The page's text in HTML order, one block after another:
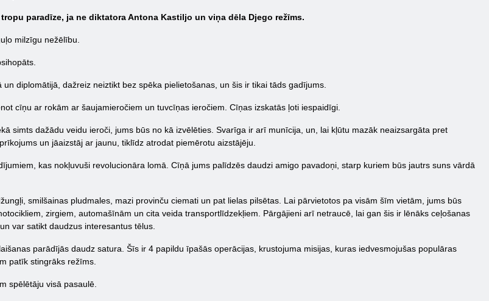
paradīze, ja ne diktatora Antona Kastiljo un viņa dēla Djego režīms.
milzīgu nežēlību.
diplomātijā, dažreiz neiztikt bez spēka pielietošanas, un šis ir tikai tāds gadījums.
cīņu ar rokām ar šaujamieročiem un tuvcīņas ieročiem. Cīņas izskatās ļoti iespaidīgi.
simts dažādu veidu ieroči, jums būs no kā izvēlēties. Svarīga ir arī munīcija, un, lai kļūtu mazāk neaizsargāta pret
un jāaizstāj ar jaunu, tiklīdz atrodat piemērotu aizstājēju.
kas nokļuvuši revolucionāra lomā. Cīņā jums palīdzēs daudzi amigo pavadoņi, starp kuriem būs jautrs suns vārdā
smilšainas pludmales, mazi provinču ciemati un pat lielas pilsētas. Lai pārvietotos pa visām šīm vietām, jums būs
zirgiem, automašīnām un cita veida transportlīdzekļiem. Pārgājieni arī netraucē, lai gan šis ir lēnāks ceļošanas
var satikt daudzus interesantus tēlus.
parādījās daudz satura. Šīs ir 4 papildu īpašās operācijas, krustojuma misijas, kuras iedvesmojušas populāras
patīk stingrāks režīms.
spēlētāju visā pasaulē.